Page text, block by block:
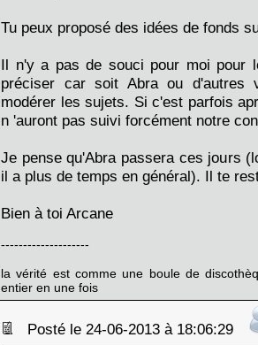
Tu peux proposé des idées de fonds
Il n'y a pas de souci pour moi pour
préciser car soit Abra ou d'autres
modérer les sujets. Si c'est parfois
n 'auront pas suivi forcément notre
Je pense qu'Abra passera ces jours
il a plus de temps en général). Il te
Bien à toi Arcane
--------------------
la vérité est comme une boule de
entier en une fois
Posté le 24-06-2013 à 18:06:29